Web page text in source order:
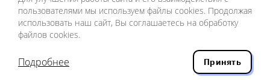
коммуникаций средства массовой информации
(Роскомнадзор)ПИ № Фс 77-75754 от 13 июня 2019 г.
Разработка сайта — ООО «Инфодизайн»
пользователями мы используем файлы cookies. Продолжая
использовать наш сайт, Вы соглашаетесь на обработку
файлов cookies.
Подробнее Принять